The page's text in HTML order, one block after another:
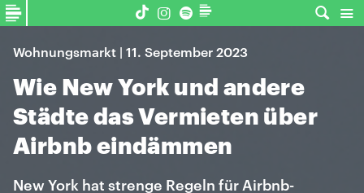
Wohnungsmarkt | 11. September 2023
Wie New York und andere
Städte das Vermieten über
Airbnb eindämmen
New York hat strenge Regeln für Airbnb-